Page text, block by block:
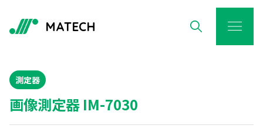
MATECH
測定器
画像測定器 IM-7030